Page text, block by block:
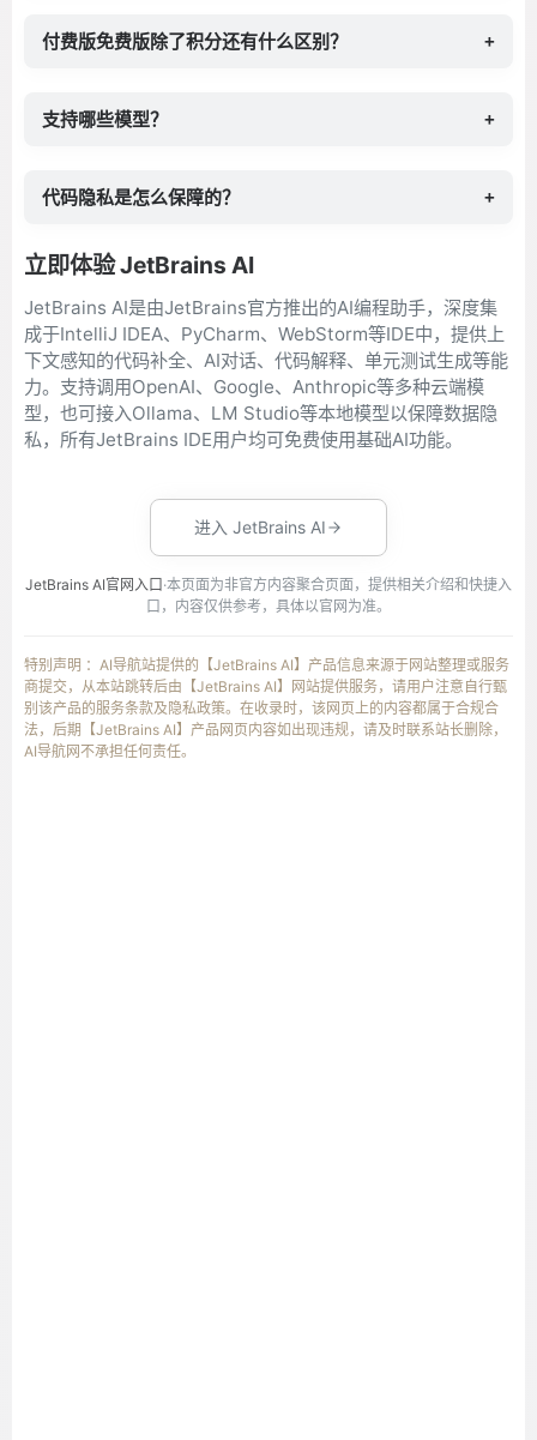
付费版免费版除了积分还有什么区别？ +
支持哪些模型？ +
代码隐私是怎么保障的？ +
立即体验 JetBrains AI
JetBrains AI是由JetBrains官方推出的AI编程助手，深度集
成于IntelliJ IDEA、PyCharm、WebStorm等IDE中，提供上
下文感知的代码补全、AI对话、代码解释、单元测试生成等能
力。支持调用OpenAI、Google、Anthropic等多种云端模
型，也可接入Ollama、LM Studio等本地模型以保障数据隐
私，所有JetBrains IDE用户均可免费使用基础AI功能。
进入 JetBrains AI
JetBrains AI官网入口 ·本页面为非官方内容聚合页面，提供相关介绍和快捷入
口，内容仅供参考，具体以官网为准。
特别声明 ：AI导航站提供的【JetBrains AI】产品信息来源于网站整理或服务
商提交，从本站跳转后由【JetBrains AI】网站提供服务，请用户注意自行甄
别该产品的服务条款及隐私政策。在收录时，该网页上的内容都属于合规合
法，后期【JetBrains AI】产品网页内容如出现违规，请及时联系站长删除，
AI导航网不承担任何责任。